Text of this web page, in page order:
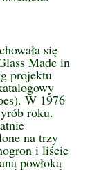
się
Made in
projektu
W 1976
roku.
na trzy
i liście
powłoką